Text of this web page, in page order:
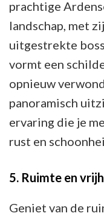
prachtige
landschap, met
uitgestrekte
vormt een
opnieuw
panoramisch
ervaring die je
rust en
5. Ruimte en
Geniet van de